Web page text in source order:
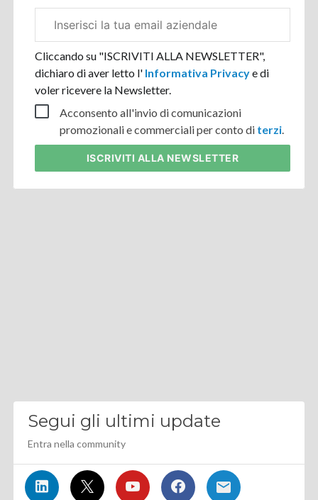
aziendale
Cliccando su "ISCRIVITI ALLA NEWSLETTER",
dichiaro di aver letto l' Informativa Privacye di
voler ricevere la Newsletter.
Acconsento all'invio di comunicazioni
promozionali e commerciali per conto di terzi.
ISCRIVITI ALLA NEWSLETTER
Segui gli ultimi update
Entra nella community